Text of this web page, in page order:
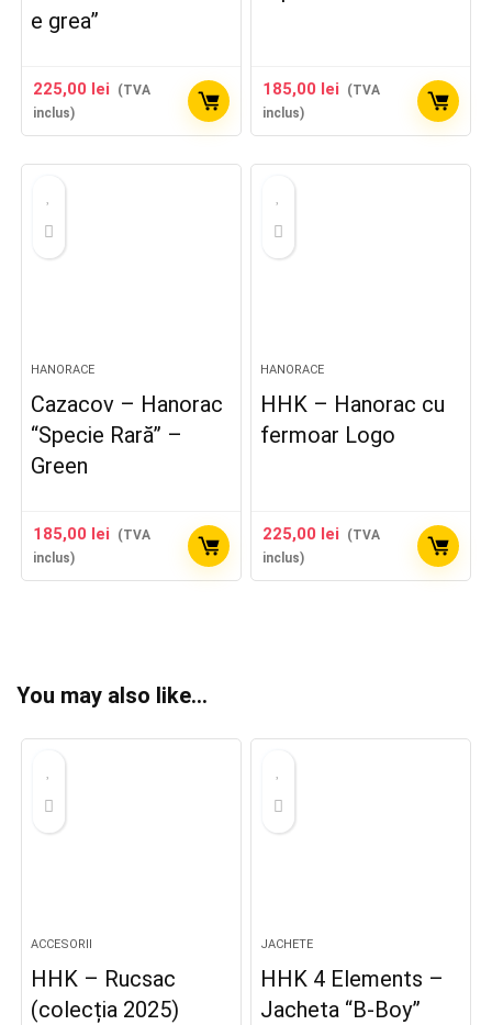
e grea”
225,00 lei
(TVA
inclus)
185,00 lei
(TVA
inclus)
HANORACE
Cazacov – Hanorac
“Specie Rară” –
Green
185,00 lei
(TVA
inclus)
HANORACE
HHK – Hanorac cu
fermoar Logo
225,00 lei
(TVA
inclus)
You may also like…
ACCESORII
HHK – Rucsac
(colecția 2025)
JACHETE
HHK 4 Elements –
Jacheta “B-Boy”